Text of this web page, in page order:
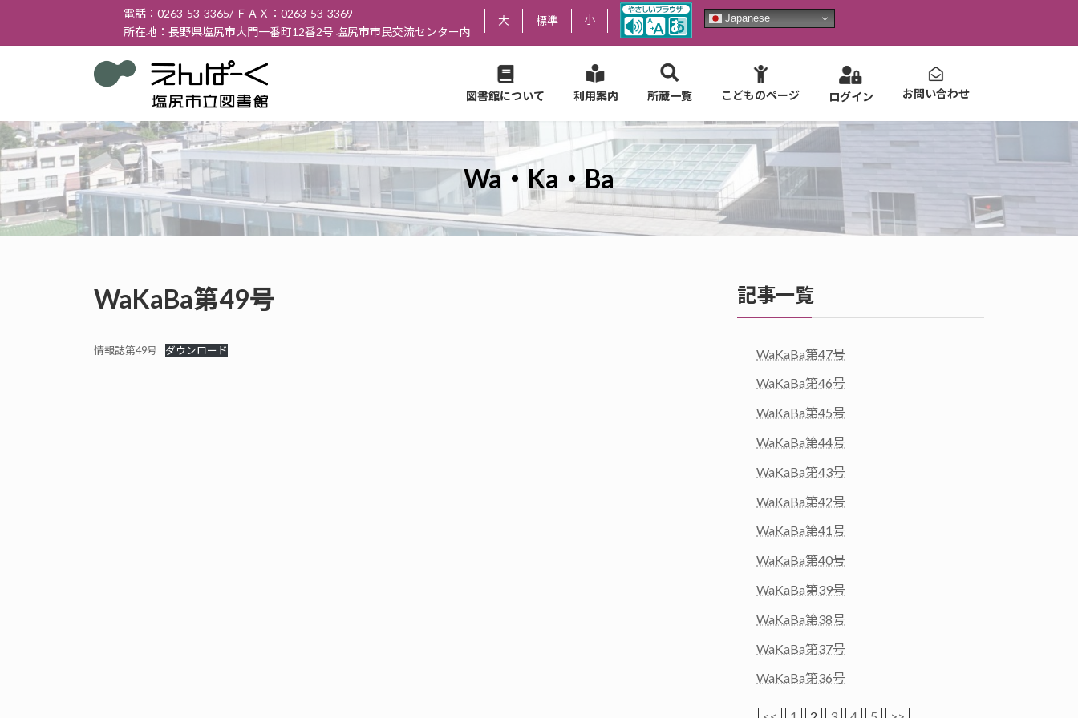
テ
ス
キ
ッ
ゲ
ン
に
移
電話：0263-53-3365/ ＦＡＸ：0263-53-3369
所在地：長野県塩尻市大門一番町12番2号 塩尻市市民交流センター内
大 標準 小 Japanese
図書館について 利用案内 所蔵一覧 こどものページ ログイン お問い合わせ
Wa・Ka・Ba
WaKaBa第49号
情報誌第49号 ダウンロード
記事一覧
WaKaBa第47号
WaKaBa第46号
WaKaBa第45号
WaKaBa第44号
WaKaBa第43号
WaKaBa第42号
WaKaBa第41号
WaKaBa第40号
WaKaBa第39号
WaKaBa第38号
WaKaBa第37号
WaKaBa第36号